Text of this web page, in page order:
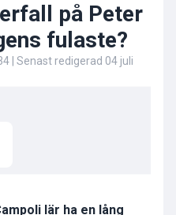
på Peter
fulaste?
| Senast redigerad 04 juli
lär ha en lång